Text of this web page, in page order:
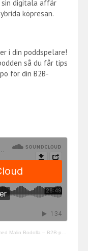
sin digitala affär
köpresan.
i din poddspelare!
så du får tips
för din B2B-
Bodolla – B2B-podden